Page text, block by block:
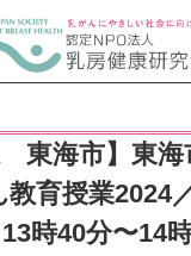
東海市】東海
育授業2024
時40分〜14